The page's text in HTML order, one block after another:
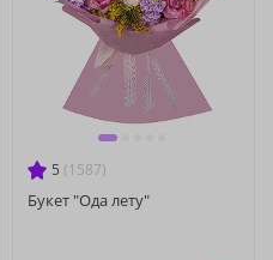
5 (1587)
Букет "Ода лету"